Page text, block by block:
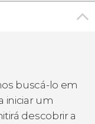
buscá-lo em
iniciar um
descobrir a